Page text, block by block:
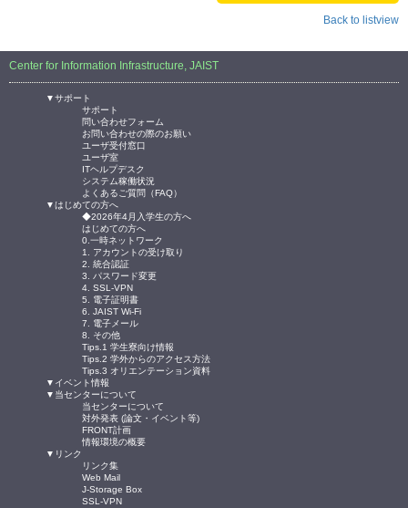
Back to listview
Center for Information Infrastructure, JAIST
▼サポート
サポート
問い合わせフォーム
お問い合わせの際のお願い
ユーザ受付窓口
ユーザ室
ITヘルプデスク
システム稼働状況
よくあるご質問（FAQ）
▼はじめての方へ
◆2026年4月入学生の方へ
はじめての方へ
0.一時ネットワーク
1. アカウントの受け取り
2. 統合認証
3. パスワード変更
4. SSL-VPN
5. 電子証明書
6. JAIST Wi-Fi
7. 電子メール
8. その他
Tips.1 学生寮向け情報
Tips.2 学外からのアクセス方法
Tips.3 オリエンテーション資料
▼イベント情報
▼当センターについて
当センターについて
対外発表 (論文・イベント等)
FRONT計画
情報環境の概要
▼リンク
リンク集
Web Mail
J-Storage Box
SSL-VPN